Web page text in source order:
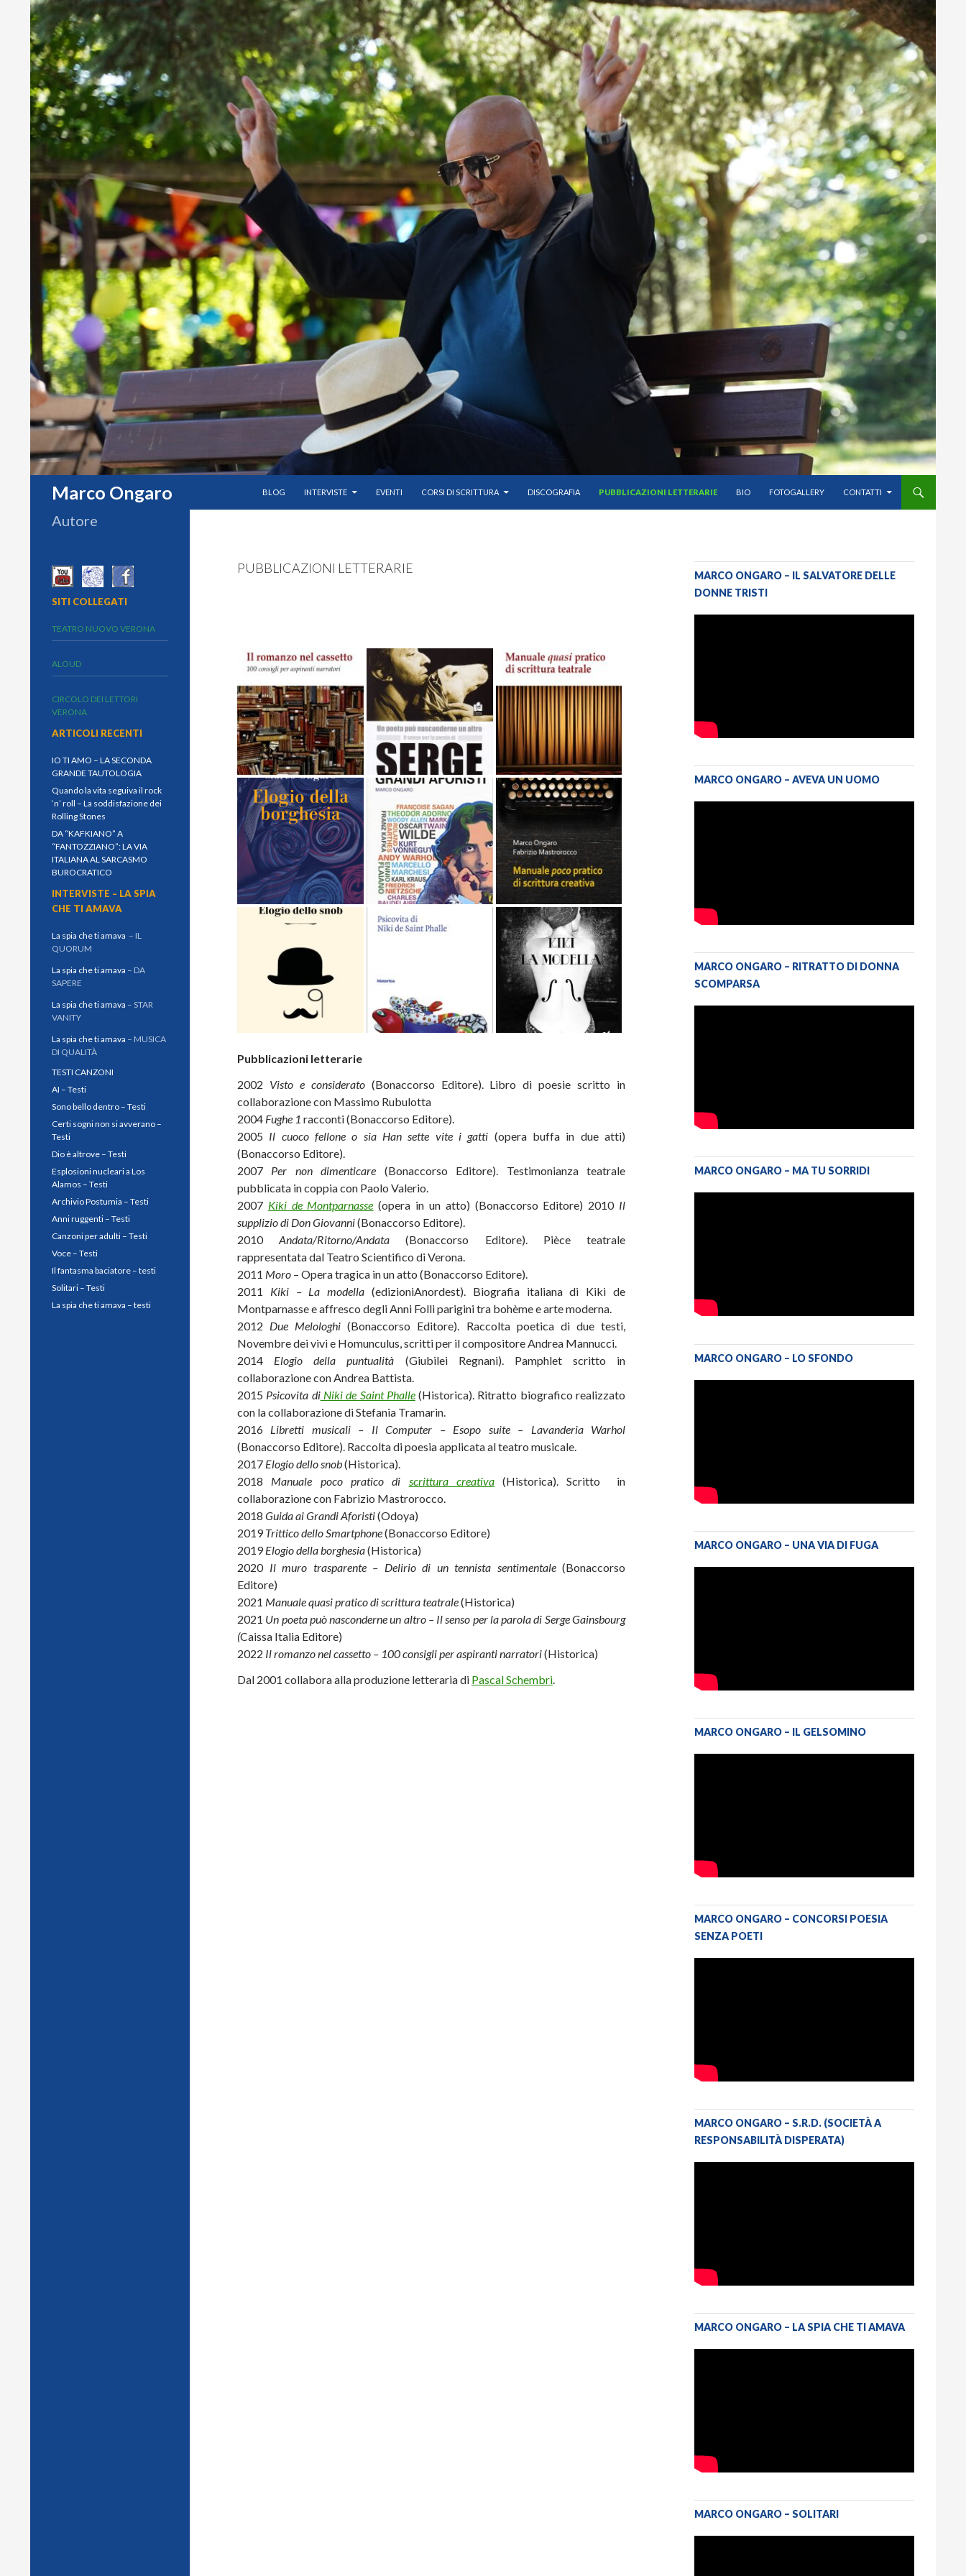
Marco Ongaro
Cerca
BLOG
INTERVISTE EVENTI CORSI DI SCRITTURA DISCOGRAFIA PUBBLICAZIONI LETTERARIE BIO FOTOGALLERY CONTATTI
PUBBLICAZIONI LETTERARIE
Pubblicazioni letterarie
2002 Visto e considerato(Bonaccorso Editore). Libro di poesie scritto in
collaborazione con Massimo Rubulotta
2004 Fughe 1 racconti (Bonaccorso Editore).
2005 Il cuoco fellone o sia Han sette vite i gatti (opera buffa in due atti)
(Bonaccorso Editore).
2007 Per non dimenticare (Bonaccorso Editore). Testimonianza teatrale
pubblicata in coppia con Paolo Valerio.
2007 Kiki de Montparnasse (opera in un atto) (Bonaccorso Editore) 2010 Il
supplizio di Don Giovanni(Bonaccorso Editore).
2010Andata/Ritorno/Andata (Bonaccorso Editore). Pièce teatrale
rappresentata dal Teatro Scientifico di Verona.
2011 Moro – Opera tragica in un atto (Bonaccorso Editore).
2011 Kiki – La modella (edizioniAnordest). Biografia italiana di Kiki de
Montparnasse e affresco degli Anni Folli parigini tra bohème e arte moderna.
2012 Due Melologhi (Bonaccorso Editore). Raccolta poetica di due testi,
Novembre dei vivi e Homunculus, scritti per il compositore Andrea Mannucci.
2014 Elogio della puntualità (Giubilei Regnani). Pamphlet scritto in
collaborazione con Andrea Battista.
2015 Psicovita diNiki de Saint Phalle(Historica). Ritratto biografico realizzato
con la collaborazione di Stefania Tramarin.
2016 Libretti musicali – Il Computer – Esopo suite – Lavanderia Warhol
(Bonaccorso Editore). Raccolta di poesia applicata al teatro musicale.
2017 Elogio dello snob(Historica).
2018 Manuale poco pratico di scrittura creativa(Historica). Scritto in
collaborazione con Fabrizio Mastrorocco.
2018 Guida ai Grandi Aforisti(Odoya)
2019Trittico dello Smartphone(Bonaccorso Editore)
2019Elogio della borghesia(Historica)
2020 Il muro trasparente – Delirio di un tennista sentimentale(Bonaccorso
Editore)
2021 Manuale quasi pratico di scrittura teatrale(Historica)
2021 Un poeta può nasconderne un altro – Il senso per la parola di Serge Gainsbourg
(Caissa Italia Editore)
2022 Il romanzo nel cassetto – 100 consigli per aspiranti narratori(Historica)
Dal 2001 collabora alla produzione letteraria di Pascal Schembri.
MARCO ONGARO – IL SALVATORE DELLE
DONNE TRISTI
MARCO ONGARO – AVEVA UN UOMO
MARCO ONGARO – RITRATTO DI DONNA
SCOMPARSA
MARCO ONGARO – MA TU SORRIDI
MARCO ONGARO – LO SFONDO
MARCO ONGARO – UNA VIA DI FUGA
MARCO ONGARO – IL GELSOMINO
MARCO ONGARO – CONCORSI POESIA
SENZA POETI
MARCO ONGARO – S.R.D. (SOCIETÀ A
RESPONSABILITÀ DISPERATA)
MARCO ONGARO – LA SPIA CHE TI AMAVA
MARCO ONGARO – SOLITARI
Autore
SITI COLLEGATI
TEATRO NUOVO VERONA
ALOUD
CIRCOLO DEI LETTORI
VERONA
ARTICOLI RECENTI
IO TI AMO – LA SECONDA
GRANDE TAUTOLOGIA
Quando la vita seguiva il rock
‘n’ roll – La soddisfazione dei
Rolling Stones
DA “KAFKIANO” A
“FANTOZZIANO”: LA VIA
ITALIANA AL SARCASMO
BUROCRATICO
INTERVISTE – LA SPIA
CHE TI AMAVA
La spia che ti amava – IL
QUORUM
La spia che ti amava – DA
SAPERE
La spia che ti amava – STAR
VANITY
La spia che ti amava – MUSICA
DI QUALITÀ
TESTI CANZONI
AI – Testi
Sono bello dentro – Testi
Certi sogni non si avverano –
Testi
Dio è altrove – Testi
Esplosioni nucleari a Los
Alamos – Testi
Archivio Postumia – Testi
Anni ruggenti – Testi
Canzoni per adulti – Testi
Voce – Testi
Il fantasma baciatore – testi
Solitari – Testi
La spia che ti amava – testi